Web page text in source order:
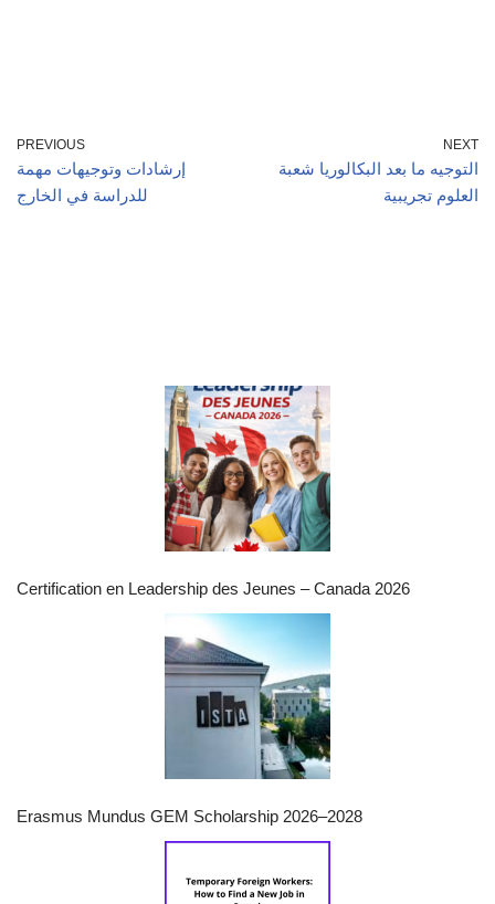
PREVIOUS
إرشادات وتوجيهات مهمة
للدراسة في الخارج
NEXT
التوجيه ما بعد البكالوريا شعبة
العلوم تجريبية
Certification en Leadership des Jeunes – Canada 2026
Erasmus Mundus GEM Scholarship 2026–2028